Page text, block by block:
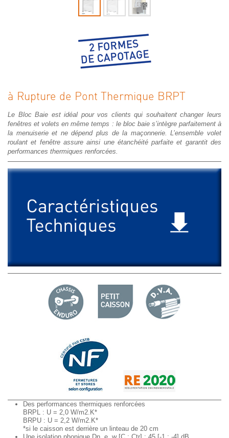
à Rupture de Pont Thermique BRPT
Le Bloc Baie est idéal pour vos clients qui souhaitent changer leurs
fenêtres et volets en même temps : le bloc baie s’intègre parfaitement à
la menuiserie et ne dépend plus de la maçonnerie. L’ensemble volet
roulant et fenêtre assure ainsi une étanchéité parfaite et garantit des
performances thermiques renforcées.
Des performances thermiques renforcées
BRPL : U = 2,0 W/m2.K*
BRPU : U = 2,2 W/m2.K*
*si le caisson est derrière un linteau de 20 cm